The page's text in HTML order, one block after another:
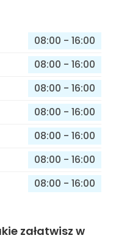
08:00 - 16:00
08:00 - 16:00
08:00 - 16:00
08:00 - 16:00
08:00 - 16:00
08:00 - 16:00
08:00 - 16:00
załatwisz w